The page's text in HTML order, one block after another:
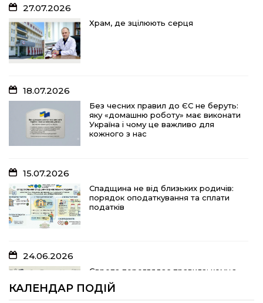
18.07.2026
Спадщина не від близьких родичів:
порядок оподаткування та сплати
податків
10.07.2026
«Юрасику, моє серце кричить і
болить…»
05.07.2026
Шлях до тебе
27.07.2026
Храм, де зцілюють серця
18.07.2026
Без чесних правил до ЄС не беруть:
яку «домашню роботу» має виконати
Україна і чому це важливо для
кожного з нас
15.07.2026
Спадщина не від близьких родичів:
порядок оподаткування та сплати
податків
24.06.2026
Європа переглядає правила: кому з
українських біженців можуть
відмовити у захисті
КАЛЕНДАР ПОДІЙ